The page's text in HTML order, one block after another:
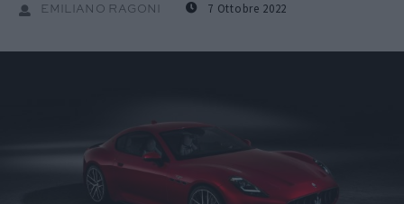
EMILIANO RAGONI 7 Ottobre 2022